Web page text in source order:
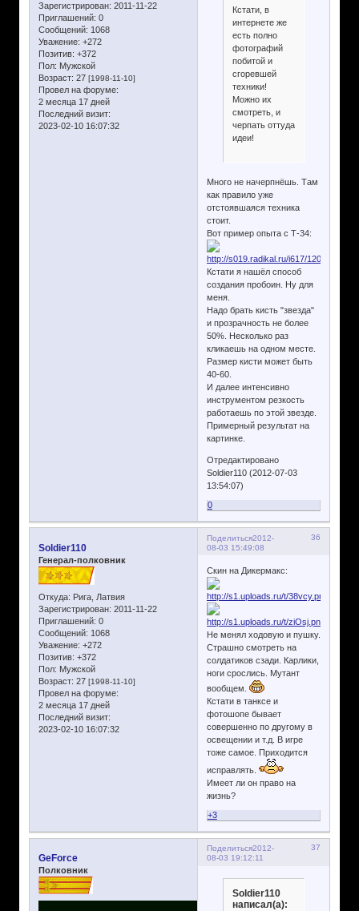
Зарегистрирован: 2011-11-22
Приглашений: 0
Сообщений: 1068
Уважение: +272
Позитив: +372
Пол: Мужской
Возраст: 27 [1998-11-10]
Провел на форуме:
2 месяца 17 дней
Последний визит:
2023-02-10 16:07:32
Кстати, в
интернете же
есть полно
фотографий
побитой и
сгоревшей
техники!
Можно их
смотреть, и
черпать оттуда
идеи!
Много не начерпнёшь. Там
как правило уже
отстоявшаяся техника
стоит.
Вот пример опыта с Т-34:
Кстати я нашёл способ
создания пробоин. Ну для
меня.
Надо брать кисть "звезда"
и прозрачность не более
50%. Несколько раз
кликаешь на одном месте.
Размер кисти может быть
40-60.
И далее интенсивно
инструментом резкость
работаешь по этой звезде.
Примерный результат на
картинке.
Отредактировано
Soldier110 (2012-07-03
13:54:07)
0
Поделиться 36
2012-
08-03 15:49:08
Soldier110
Генерал-полковник
Откуда: Рига, Латвия
Зарегистрирован: 2011-11-22
Приглашений: 0
Сообщений: 1068
Уважение: +272
Позитив: +372
Пол: Мужской
Возраст: 27 [1998-11-10]
Провел на форуме:
2 месяца 17 дней
Последний визит:
2023-02-10 16:07:32
Скин на Дикермакс:
Не менял ходовую и пушку.
Страшно смотреть на
солдатиков сзади. Карлики,
ноги срослись. Мутант
вообщем.
Кстати в танксе и
фотошопе бывает
совершенно по другому в
освещении и т.д. В игре
тоже самое. Приходится
исправлять.
Имеет ли он право на
жизнь?
+3
Поделиться 37
2012-
08-03 19:12:11
GeForce
Полковник
Soldier110
написал(а):